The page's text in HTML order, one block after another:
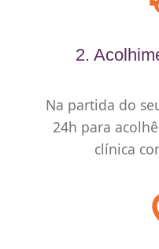
2.
Na partida do
24h para
clínica